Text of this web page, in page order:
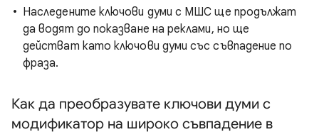
Наследените ключови думи с МШС ще продължат
да водят до показване на реклами, но ще
действат като ключови думи със съвпадение по
фраза.
Как да преобразувате ключови думи с
модификатор на широко съвпадение в